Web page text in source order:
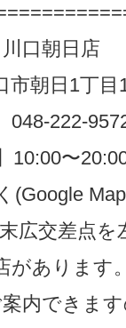
口朝日店
市朝日1丁目
048-222-
10:00〜
(Google
広交差点を
があります
内できま